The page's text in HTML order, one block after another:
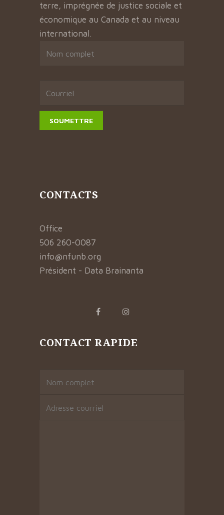
terre, imprégnée de justice sociale et
économique au Canada et au niveau
international.
CONTACTS
Office
506 260-0087
info@nfunb.org
Président - Data Brainanta
CONTACT RAPIDE